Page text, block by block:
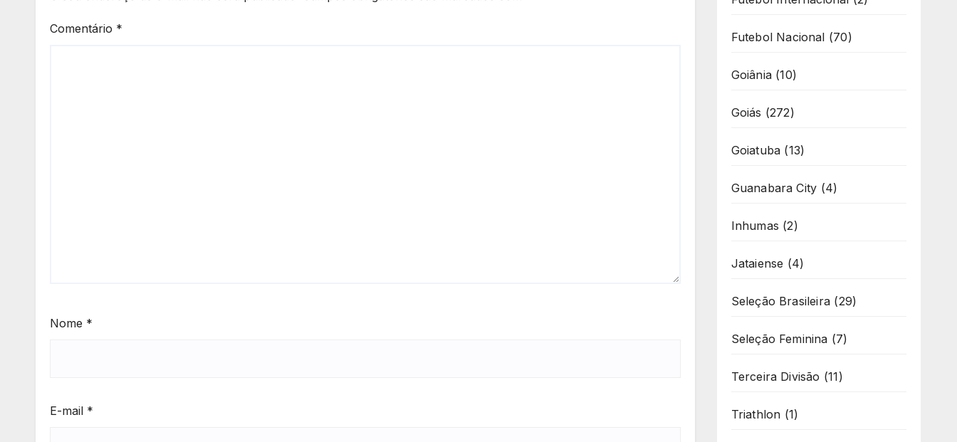
Comentário *
Nome *
E-mail *
Futebol Nacional (70)
Goiânia(10)
Goiás (272)
Goiatuba (13)
Guanabara City (4)
Inhumas (2)
Jataiense (4)
Seleção Brasileira (29)
Seleção Feminina (7)
Terceira Divisão (11)
Triathlon (1)